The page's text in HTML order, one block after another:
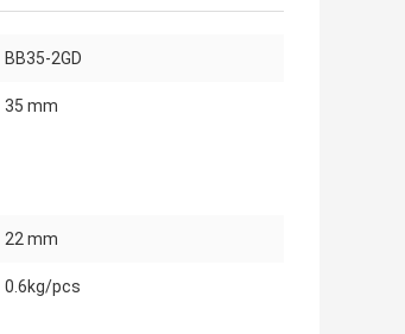
BB35-2GD
35 mm
22 mm
0.6kg/pcs